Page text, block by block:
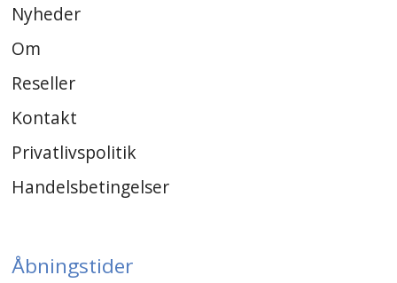
Nyheder
Om
Reseller
Kontakt
Privatlivspolitik
Handelsbetingelser
Åbningstider